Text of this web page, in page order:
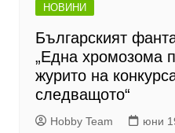
НОВИНИ
Българският
„Една хромозома
журито на
следващото“
Hobby Team юни